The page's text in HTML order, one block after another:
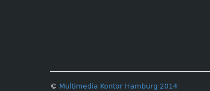
© Multimedia Kontor Hamburg 2014